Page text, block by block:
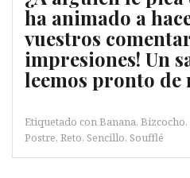
ha animado a
vuestros
impresiones! Un
leemos pronto de
Etiquetado conBanana, Bizcocho,
Postre, Reto, Sencillo, Soufflé